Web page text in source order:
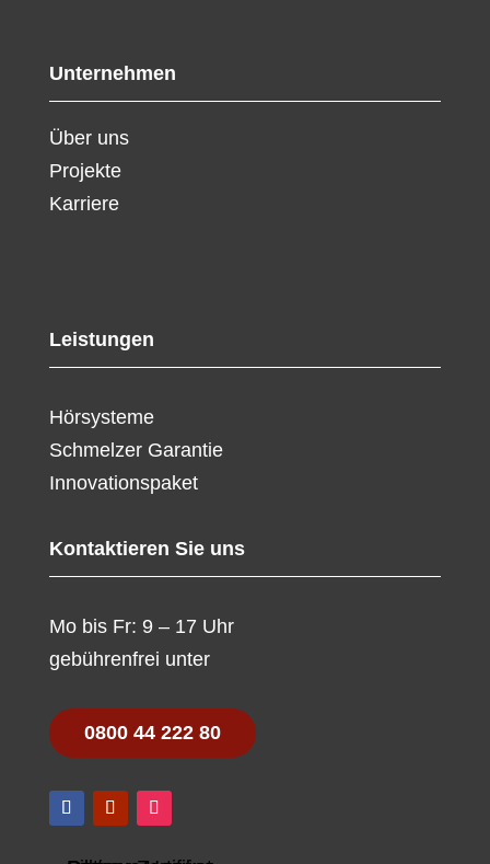
Unternehmen
Über uns
Projekte
Karriere
Leistungen
Hörsysteme
Schmelzer Garantie
Innovationspaket
Kontaktieren Sie uns
Mo bis Fr: 9 – 17 Uhr
gebührenfrei unter
0800 44 222 80